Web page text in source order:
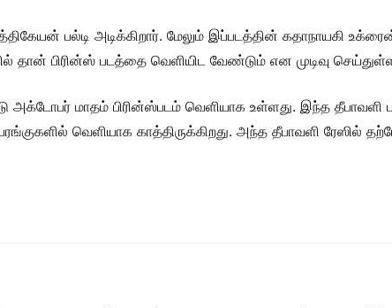
பல்டி அடிக்கிறார். மேலும் இப்படத்தின் கதாநாயகி
தான் பிரின்ஸ் படத்தை வெளியிட வேண்டும் என முடிவு
அக்டோபர் மாதம் பிரின்ஸ்படம் வெளியாக உள்ளது. இந்த தீபாவளி
வெளியாக காத்திருக்கிறது. அந்த தீபாவளி ரேஸில்